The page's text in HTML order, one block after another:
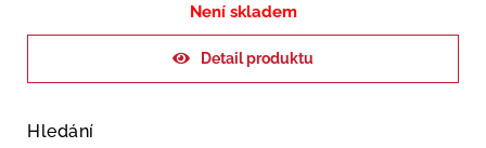
Není skladem
Detail produktu
Hledání